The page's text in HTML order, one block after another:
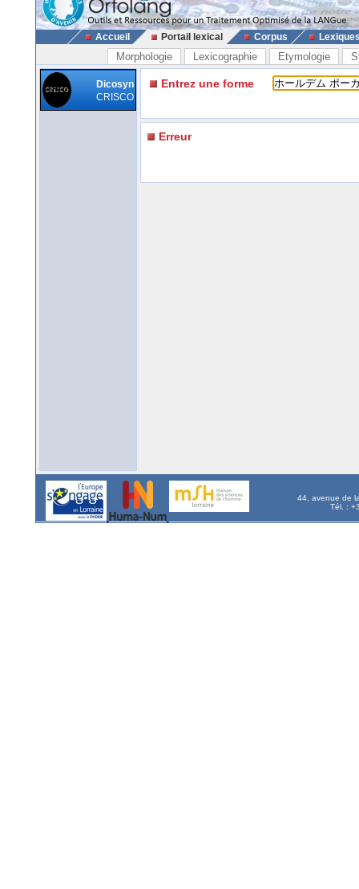
Accueil Portail lexical Corpus
Morphologie Lexicographie Etymologie
Dicosyn
CRISCO
Entrez une forme
Erreur
44, avenue de
Tél. :